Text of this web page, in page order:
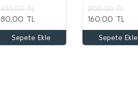
100,00 TL
80,00 TL
Sepete Ekle
200,00 TL
160,00 TL
Sepete Ekle